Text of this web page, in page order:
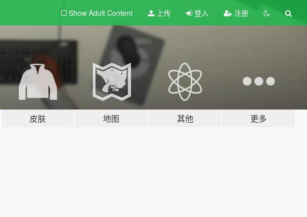
Show Adult Content 上传 登入 注册
皮肤 地图 其他 更多